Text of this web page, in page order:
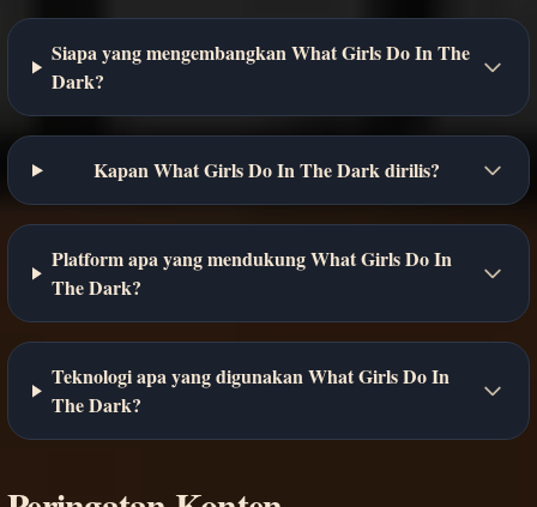
Siapa yang mengembangkan What Girls Do In The
Dark?
Kapan What Girls Do In The Dark dirilis?
Platform apa yang mendukung What Girls Do In
The Dark?
Teknologi apa yang digunakan What Girls Do In
The Dark?